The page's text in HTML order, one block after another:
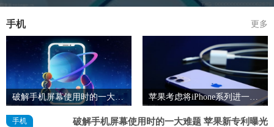
手机 更多
破解手机屏幕使用时的一大难题 苹果新专利曝光 苹果考虑将iPhone系列进一步延伸 2024年上市？
手机 破解手机屏幕使用时的一大难题 苹果新专利曝光